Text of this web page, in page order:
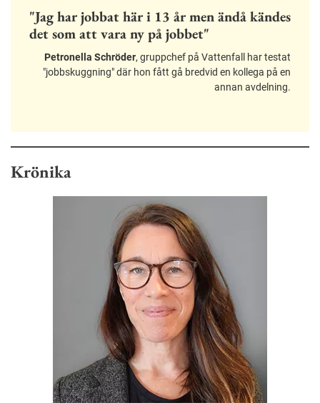
"Jag har jobbat här i 13 år men ändå kändes
det som att vara ny på jobbet"
Petronella Schröder, gruppchef på Vattenfall har testat
"jobbskuggning" där hon fått gå bredvid en kollega på en
annan avdelning.
Krönika